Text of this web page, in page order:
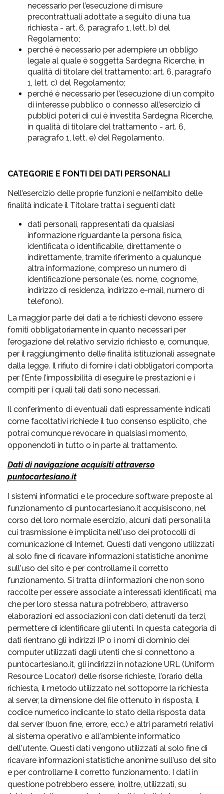
necessario per l’esecuzione di misure
precontrattuali adottate a seguito di una tua
richiesta - art. 6, paragrafo 1, lett. b) del
Regolamento;
perché è necessario per adempiere un obbligo
legale al quale è soggetta Sardegna Ricerche, in
qualità di titolare del trattamento: art. 6, paragrafo
1, lett. c) del Regolamento;
perché è necessario per l’esecuzione di un compito
di interesse pubblico o connesso all’esercizio di
pubblici poteri di cui è investita Sardegna Ricerche,
in qualità di titolare del trattamento - art. 6,
paragrafo 1, lett. e) del Regolamento.
CATEGORIE E FONTI DEI DATI PERSONALI
Nell’esercizio delle proprie funzioni e nell’ambito delle
finalità indicate il Titolare tratta i seguenti dati:
dati personali, rappresentati da qualsiasi
informazione riguardante la persona fisica,
identificata o identificabile, direttamente o
indirettamente, tramite riferimento a qualunque
altra informazione, compreso un numero di
identificazione personale (es. nome, cognome,
indirizzo di residenza, indirizzo e-mail, numero di
telefono).
La maggior parte dei dati a te richiesti devono essere
forniti obbligatoriamente in quanto necessari per
l’erogazione del relativo servizio richiesto e, comunque,
per il raggiungimento delle finalità istituzionali assegnate
dalla legge. Il rifiuto di fornire i dati obbligatori comporta
per l’Ente l’impossibilità di eseguire le prestazioni e i
compiti per i quali tali dati sono necessari.
Il conferimento di eventuali dati espressamente indicati
come facoltativi richiede il tuo consenso esplicito, che
potrai comunque revocare in qualsiasi momento,
opponendoti in tutto o in parte al trattamento.
Dati di navigazione acquisiti attraverso
puntocartesiano.it
I sistemi informatici e le procedure software preposte al
funzionamento di puntocartesiano.it acquisiscono, nel
corso del loro normale esercizio, alcuni dati personali la
cui trasmissione è implicita nell'uso dei protocolli di
comunicazione di Internet. Questi dati vengono utilizzati
al solo fine di ricavare informazioni statistiche anonime
sull'uso del sito e per controllarne il corretto
funzionamento. Si tratta di informazioni che non sono
raccolte per essere associate a interessati identificati, ma
che per loro stessa natura potrebbero, attraverso
elaborazioni ed associazioni con dati detenuti da terzi,
permettere di identificare gli utenti. In questa categoria di
dati rientrano gli indirizzi IP o i nomi di dominio dei
computer utilizzati dagli utenti che si connettono a
puntocartesiano.it, gli indirizzi in notazione URL (Uniform
Resource Locator) delle risorse richieste, l'orario della
richiesta, il metodo utilizzato nel sottoporre la richiesta
al server, la dimensione del file ottenuto in risposta, il
codice numerico indicante lo stato della risposta data
dal server (buon fine, errore, ecc.) e altri parametri relativi
al sistema operativo e all'ambiente informatico
dell'utente. Questi dati vengono utilizzati al solo fine di
ricavare informazioni statistiche anonime sull'uso del sito
e per controllarne il corretto funzionamento. I dati in
questione potrebbero essere, inoltre, utilizzati, su